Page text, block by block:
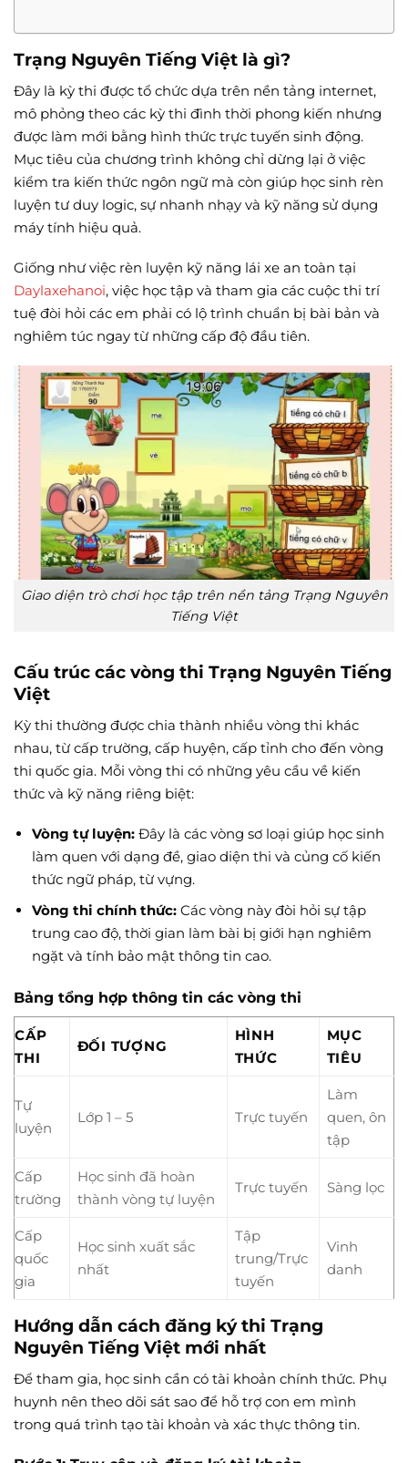
Trạng Nguyên Tiếng Việt là gì?
Đây là kỳ thi được tổ chức dựa trên nền tảng internet,
mô phỏng theo các kỳ thi đình thời phong kiến nhưng
được làm mới bằng hình thức trực tuyến sinh động.
Mục tiêu của chương trình không chỉ dừng lại ở việc
kiểm tra kiến thức ngôn ngữ mà còn giúp học sinh rèn
luyện tư duy logic, sự nhanh nhạy và kỹ năng sử dụng
máy tính hiệu quả.
Giống như việc rèn luyện kỹ năng lái xe an toàn tại
Daylaxehanoi, việc học tập và tham gia các cuộc thi trí
tuệ đòi hỏi các em phải có lộ trình chuẩn bị bài bản và
nghiêm túc ngay từ những cấp độ đầu tiên.
Giao diện trò chơi học tập trên nền tảng Trạng Nguyên
Tiếng Việt
Cấu trúc các vòng thi Trạng Nguyên Tiếng
Việt
Kỳ thi thường được chia thành nhiều vòng thi khác
nhau, từ cấp trường, cấp huyện, cấp tỉnh cho đến vòng
thi quốc gia. Mỗi vòng thi có những yêu cầu về kiến
thức và kỹ năng riêng biệt:
Vòng tự luyện:Đây là các vòng sơ loại giúp học sinh
làm quen với dạng đề, giao diện thi và củng cố kiến
thức ngữ pháp, từ vựng.
Vòng thi chính thức:Các vòng này đòi hỏi sự tập
trung cao độ, thời gian làm bài bị giới hạn nghiêm
ngặt và tính bảo mật thông tin cao.
Bảng tổng hợp thông tin các vòng thi
CẤP
THI
ĐỐI TƯỢNG
HÌNH
THỨC
MỤC
TIÊU
Tự
luyện
Lớp 1 – 5 Trực tuyến
Làm
quen, ôn
tập
Cấp
trường
Học sinh đã hoàn
thành vòng tự luyện
Trực tuyến Sàng lọc
Cấp
quốc
gia
Học sinh xuất sắc
nhất
Tập
trung/Trực
tuyến
Vinh
danh
Hướng dẫn cách đăng ký thi Trạng
Nguyên Tiếng Việt mới nhất
Để tham gia, học sinh cần có tài khoản chính thức. Phụ
huynh nên theo dõi sát sao để hỗ trợ con em mình
trong quá trình tạo tài khoản và xác thực thông tin.